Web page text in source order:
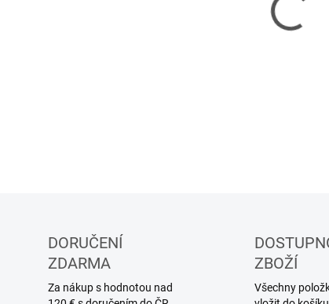
DORUČENÍ
ZDARMA
Za nákup s hodnotou nad
ZBOŽÍ
Všechny